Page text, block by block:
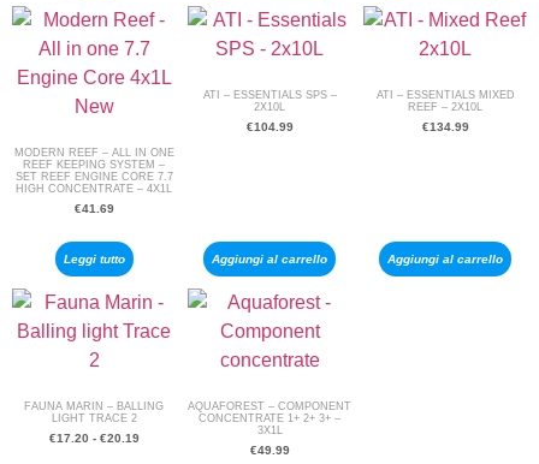
MODERN REEF – ALL IN ONE
REEF KEEPING SYSTEM –
SET REEF ENGINE CORE 7.7
HIGH CONCENTRATE – 4X1L
€41.69
Leggi tutto
ATI – ESSENTIALS SPS –
2X10L
€104.99
Aggiungi al carrello
ATI – ESSENTIALS MIXED
REEF – 2X10L
€134.99
Aggiungi al carrello
FAUNA MARIN – BALLING
LIGHT TRACE 2
€17.20 - €20.19
AQUAFOREST – COMPONENT
CONCENTRATE 1+ 2+ 3+ –
3X1L
€49.99